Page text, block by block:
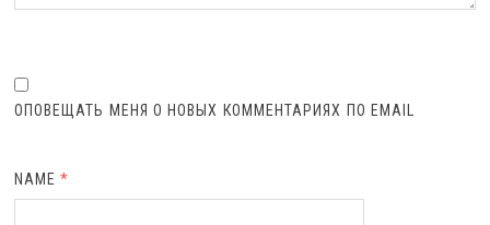
ОПОВЕЩАТЬ МЕНЯ О НОВЫХ КОММЕНТАРИЯХ ПО EMAIL
NAME*